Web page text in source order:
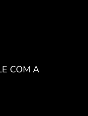
COM A